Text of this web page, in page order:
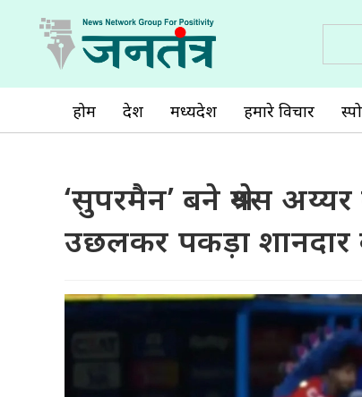
होम देश मध्यप्रदेश हमारे विचार
‘सुपरमैन’ बने श्रेयस
उछलकर पकड़ा